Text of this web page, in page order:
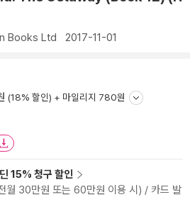
Books Ltd 2017-11-01
(18% 할인) + 마일리지 780원
15% 청구 할인
월 30만원 또는 60만원 이용 시) / 카드 발